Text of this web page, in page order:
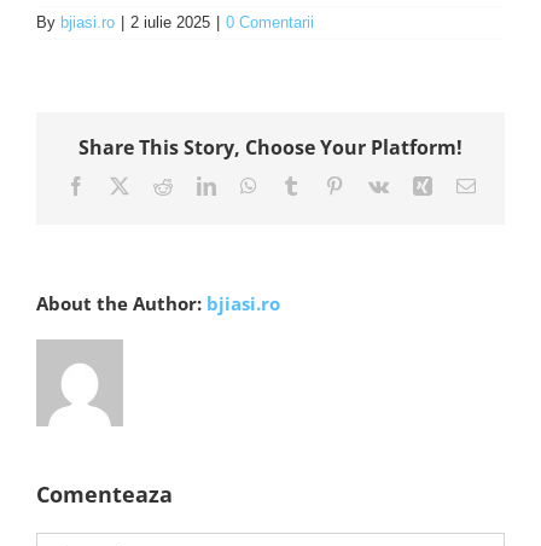
By bjiasi.ro 2 iulie 2025 0 Comentarii
Share This Story, Choose Your Platform!
Facebook RedditLinkedInWhatsApp
Tumblr Pinterest
Vk Xing E-
About the Author: bjiasi.ro
Comenteaza